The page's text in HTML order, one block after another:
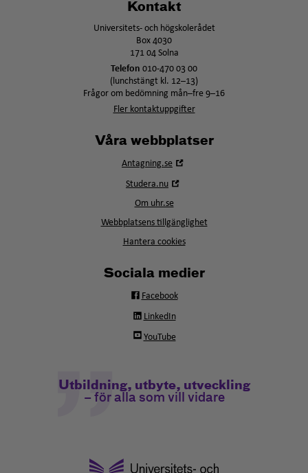
Kontakt
Universitets- och högskolerådet
Box 4030
171 04 Solna
Telefon 010-470 03 00
(lunchstängt kl. 12–13)
Frågor om bedömning mån–fre 9–16
Fler kontaktuppgifter
Våra webbplatser
Antagning.se
Studera.nu
fönster
Om uhr.se
Webbplatsens tillgänglighet
Hantera cookies
Sociala medier
Facebook
LinkedIn
YouTube
Utbildning, utbyte, utveckling
– för alla som vill vidare